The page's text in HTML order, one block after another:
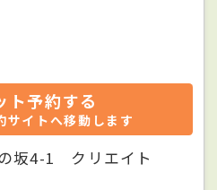
ト予約する
イトへ移動します
坂4-1 クリエイト